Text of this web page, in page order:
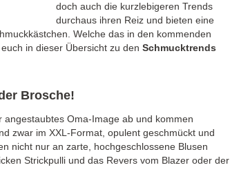
doch auch die kurzlebigeren Trends
durchaus ihren Reiz und bieten eine
Welche das in den kommenden
in dieser Übersicht zu den Schmucktrends
Brosche!
angestaubtes Oma-Image ab und kommen
zwar im XXL-Format, opulent geschmückt und
nicht nur an zarte, hochgeschlossene Blusen
Strickpulli und das Revers vom Blazer oder der